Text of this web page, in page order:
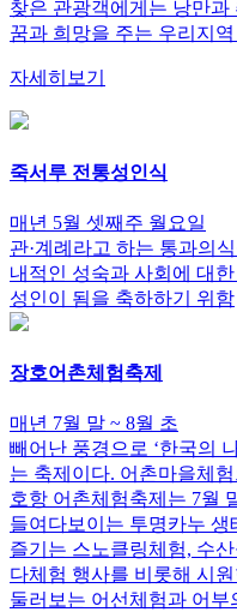
찾은 관광객에게는 낭만
꿈과 희망을 주는 우리지
자세히보기
죽서루 전통성인식
매년 5월 셋째주 월요일
관·계례라고 하는 통과의
내적인 성숙과 사회에 대
성인이 됨을 축하하기 위함
장호어촌체험축제
매년 7월 말 ~ 8월 초
빼어난 풍경으로 ‘한국의
는 축제이다. 어촌마을체
호항 어촌체험축제는 7월
들여다보이는 투명카누
즐기는 스노클링체험, 수
다체험 행사를 비롯해 시
둘러보는 어선체험과 어